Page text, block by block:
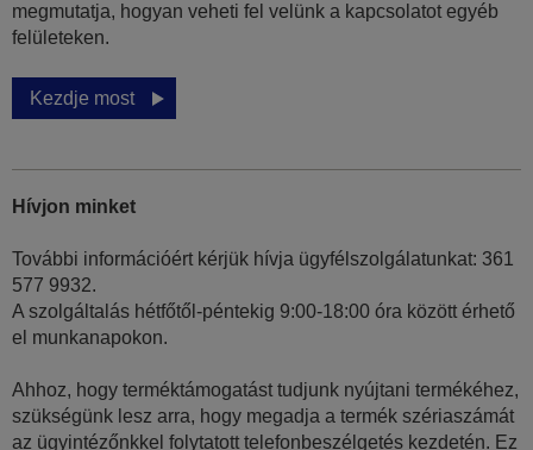
megmutatja, hogyan veheti fel velünk a kapcsolatot egyéb
felületeken.
Kezdje most
Hívjon minket
További információért kérjük hívja ügyfélszolgálatunkat: 361
577 9932.
A szolgáltalás hétfőtől-péntekig 9:00-18:00 óra között érhető
el munkanapokon.
Ahhoz, hogy terméktámogatást tudjunk nyújtani termékéhez,
szükségünk lesz arra, hogy megadja a termék szériaszámát
az ügyintézőnkkel folytatott telefonbeszélgetés kezdetén. Ez